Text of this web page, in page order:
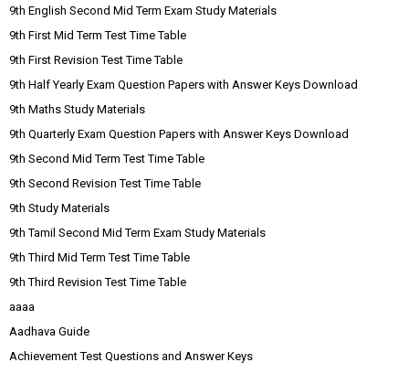
9th English Second Mid Term Exam Study Materials
9th First Mid Term Test Time Table
9th First Revision Test Time Table
9th Half Yearly Exam Question Papers with Answer Keys Download
9th Maths Study Materials
9th Quarterly Exam Question Papers with Answer Keys Download
9th Second Mid Term Test Time Table
9th Second Revision Test Time Table
9th Study Materials
9th Tamil Second Mid Term Exam Study Materials
9th Third Mid Term Test Time Table
9th Third Revision Test Time Table
aaaa
Aadhava Guide
Achievement Test Questions and Answer Keys